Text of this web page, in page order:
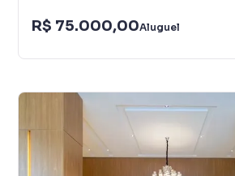
R$ 75.000,00Aluguel